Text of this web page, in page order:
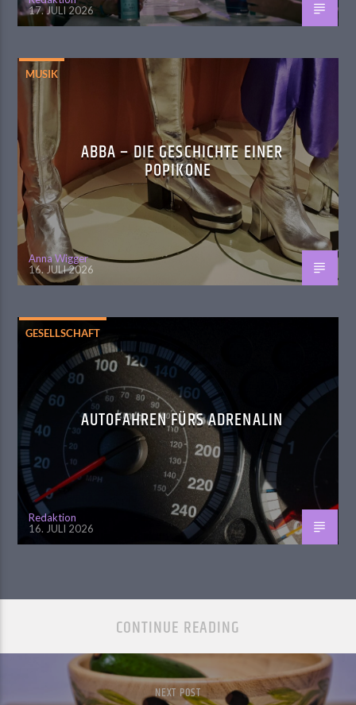
17. JULI 2026
MUSIK
ABBA – DIE GESCHICHTE EINER
POPIKONE
Anna Wigger
16. JULI 2026
GESELLSCHAFT
AUTOFAHREN FÜRS ADRENALIN
Redaktion
16. JULI 2026
CONTINUE READING
NEXT POST